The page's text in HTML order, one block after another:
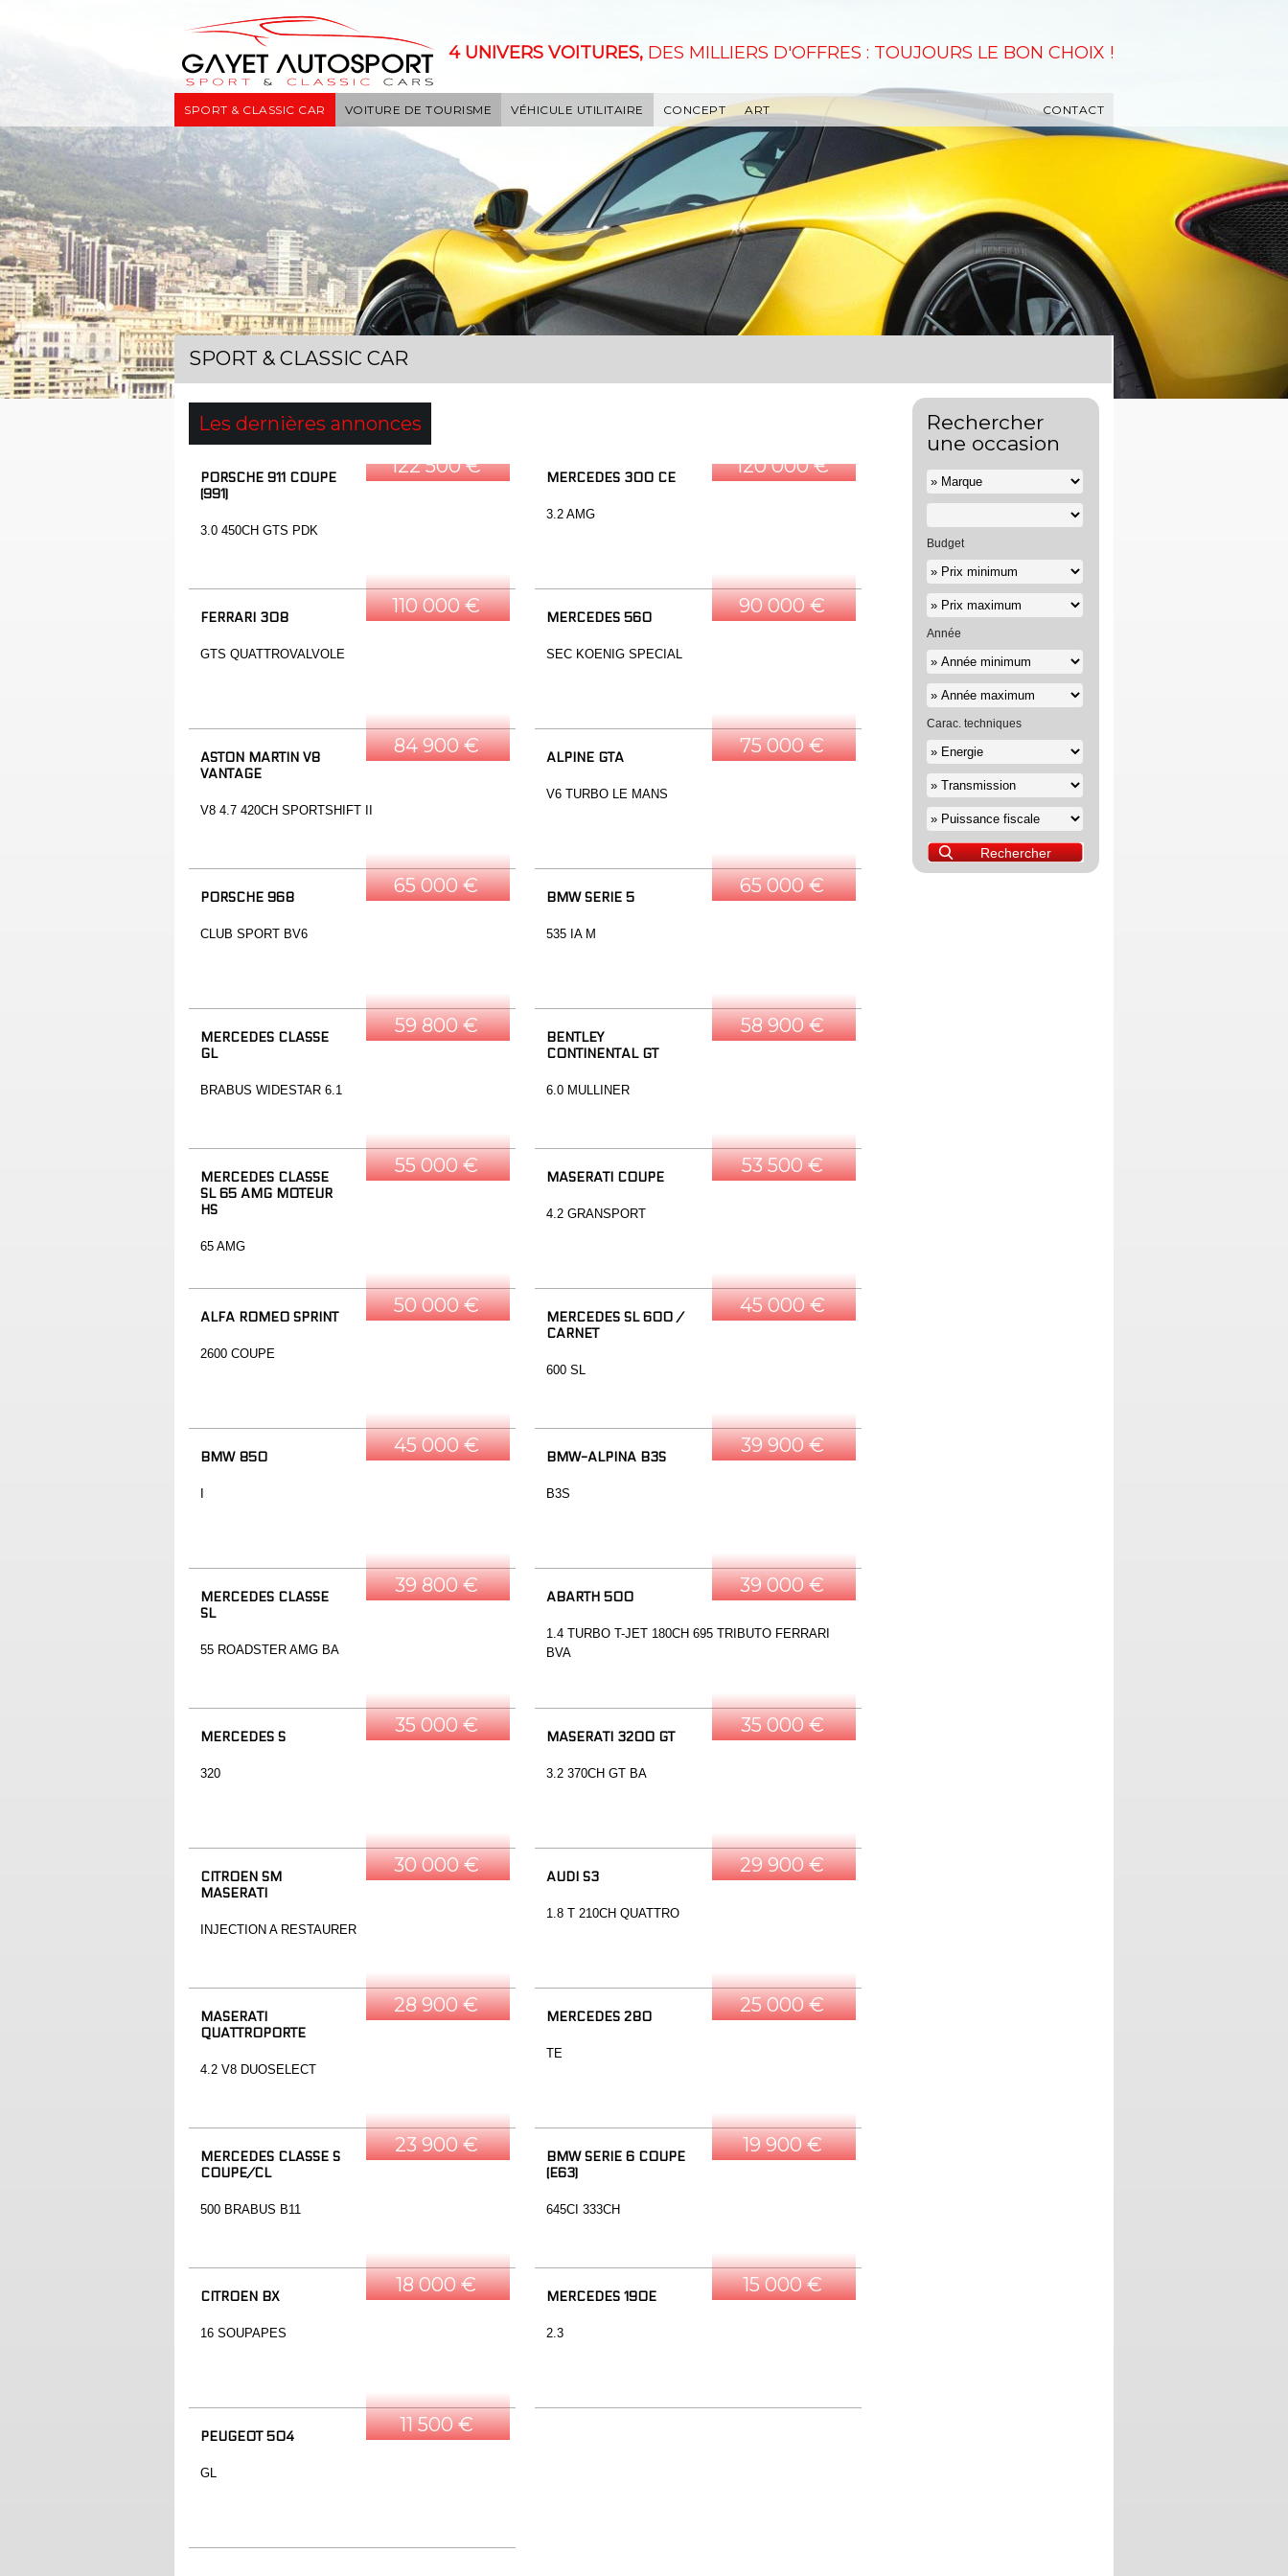
4 UNIVERS VOITURES, DES MILLIERS D'OFFRES : TOUJOURS LE BON CHOIX !
SPORT & CLASSIC CAR VOITURE DE TOURISME VÉHICULE UTILITAIRE CONCEPT ART CONTACT
SPORT & CLASSIC CAR
Les dernières annonces
122 500 €
PORSCHE 911 COUPE
(991)
3.0 450CH GTS PDK
120 000 €
MERCEDES 300 CE
3.2 AMG
110 000 €
FERRARI 308
GTS QUATTROVALVOLE
90 000 €
MERCEDES 560
SEC KOENIG SPECIAL
84 900 €
ASTON MARTIN V8
VANTAGE
V8 4.7 420CH SPORTSHIFT II
75 000 €
ALPINE GTA
V6 TURBO LE MANS
65 000 €
PORSCHE 968
CLUB SPORT BV6
65 000 €
BMW SERIE 5
535 IA M
59 800 €
MERCEDES CLASSE
GL
BRABUS WIDESTAR 6.1
58 900 €
BENTLEY
CONTINENTAL GT
6.0 MULLINER
55 000 €
MERCEDES CLASSE
SL 65 AMG MOTEUR
HS
65 AMG
53 500 €
MASERATI COUPE
4.2 GRANSPORT
50 000 €
ALFA ROMEO SPRINT
2600 COUPE
45 000 €
MERCEDES SL 600 /
CARNET
600 SL
45 000 €
BMW 850
39 900 €
BMW-ALPINA B3S
B3S
39 800 €
MERCEDES CLASSE
SL
55 ROADSTER AMG BA
39 000 €
ABARTH 500
1.4 TURBO T-JET 180CH 695 TRIBUTO FERRARI
BVA
35 000 €
MERCEDES S
320
35 000 €
MASERATI 3200 GT
3.2 370CH GT BA
30 000 €
CITROEN SM
MASERATI
INJECTION A RESTAURER
29 900 €
AUDI S3
1.8 T 210CH QUATTRO
28 900 €
MASERATI
QUATTROPORTE
4.2 V8 DUOSELECT
25 000 €
MERCEDES 280
TE
23 900 €
MERCEDES CLASSE S
COUPE/CL
500 BRABUS B11
19 900 €
BMW SERIE 6 COUPE
(E63)
645CI 333CH
18 000 €
CITROEN BX
16 SOUPAPES
15 000 €
MERCEDES 190E
2.3
11 500 €
PEUGEOT 504
GL
Rechercher
une occasion
Budget
Année
Carac. techniques